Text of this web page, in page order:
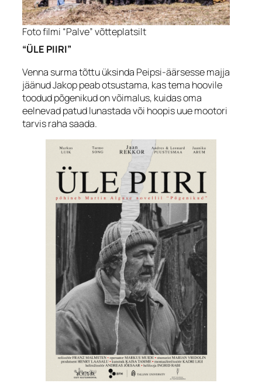
Foto filmi “Palve” võtteplatsilt
“ÜLE PIIRI”
Venna surma tõttu üksinda Peipsi-äärsesse majja
jäänud Jakop peab otsustama, kas tema hoovile
toodud põgenikud on võimalus, kuidas oma
eelnevad patud lunastada või hoopis uue mootori
tarvis raha saada.